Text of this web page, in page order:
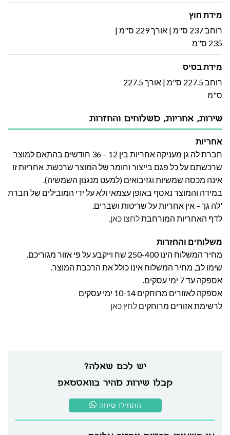
מידת חוץ
רוחב 237 ס"מ | אורך 229 ס"מ |
235 ס"מ
מידת בסיס
רוחב 227.5 ס"מ | אורך 227.5
ס"מ
יש לכם שאלה?
קבלו שירות מהיר בוואטסאפ
התחילו שיחה
שירות, אחריות, משלוחים והחזרות
אחריות
חברת לה גן מעניקה אחריות בין 12 – 36 חודשים בהתאם למוצר
שרכשתם על כל פגם בייצור וחומר של המוצר שרכשת. אחריות זו
אינה מכסה שמשיות וגזיבואים (למעט מנגנון השמשיה).
במידה והמוצר נאסף באופן עצמאי ולא על ידי המובילים של חברת
'לה גן' – אין אחריות על שריטות ושברים.
לדף האחריות המורחבתלחצו כאן.
משלוחים והחזרות
מחיר המשלוח הינו 250-400 שח וייקבע על פי אזור מגוריכם.
שימו לב, מחיר המשלוח אינו כולל את הרכבת המוצר.
אספקה עד 7 ימי עסקים.
אספקה לאזורים מרוחקים 10-14 ימי עסקים
לרשימת אזורים מרוחקים לחץ כאן